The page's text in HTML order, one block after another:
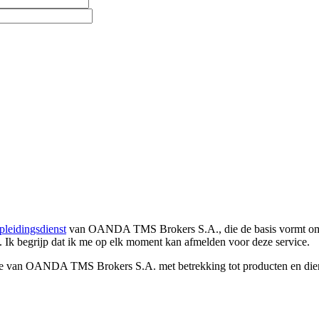
van OANDA TMS Brokers S.A., die de basis vormt
Ik begrijp dat ik me op elk moment kan afmelden voor deze service.
OANDA TMS Brokers S.A. met betrekking tot producten en